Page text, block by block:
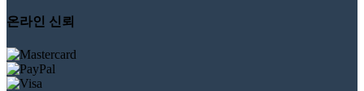
온라인 신뢰